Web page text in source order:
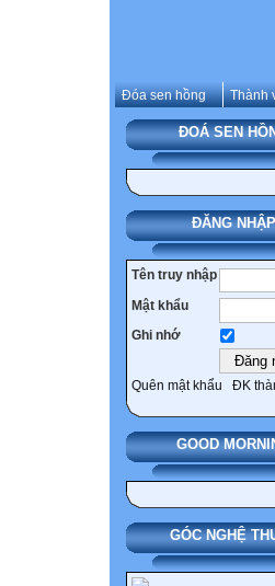
Đóa sen hồng Thành
ĐOÁ SEN
ĐĂNG NHẬP
Tên truy nhập
Mật khẩu
Ghi nhớ
Quên mật khẩu ĐK
GOOD
GÓC NGHỆ